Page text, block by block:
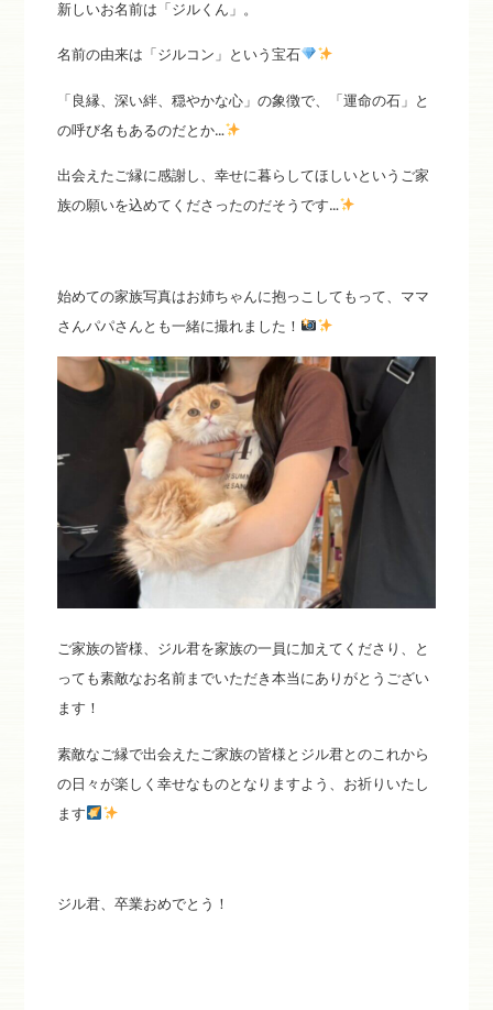
新しいお名前は「ジルくん」。
名前の由来は「ジルコン」という宝石
「良縁、深い絆、穏やかな心」の象徴で、「運命の石」と
の呼び名もあるのだとか…
出会えたご縁に感謝し、幸せに暮らしてほしいというご家
族の願いを込めてくださったのだそうです…
始めての家族写真はお姉ちゃんに抱っこしてもって、ママ
さんパパさんとも一緒に撮れました！
ご家族の皆様、ジル君を家族の一員に加えてくださり、と
っても素敵なお名前までいただき本当にありがとうござい
ます！
素敵なご縁で出会えたご家族の皆様とジル君とのこれから
の日々が楽しく幸せなものとなりますよう、お祈りいたし
ます
ジル君、卒業おめでとう！